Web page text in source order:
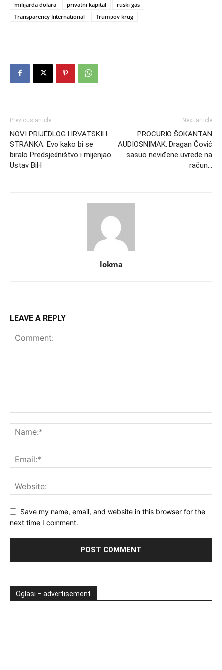
milijarda dolara
privatni kapital
ruski gas
Transparency International
Trumpov krug
Previous article
NOVI PRIJEDLOG HRVATSKIH
STRANKA: Evo kako bi se
biralo Predsjedništvo i mijenjao
Ustav BiH
Next article
PROCURIO ŠOKANTAN
AUDIOSNIMAK: Dragan Čović
sasuo neviđene uvrede na
račun…
lokma
LEAVE A REPLY
Save my name, email, and website in this browser for the
next time I comment.
Oglasi – advertisement